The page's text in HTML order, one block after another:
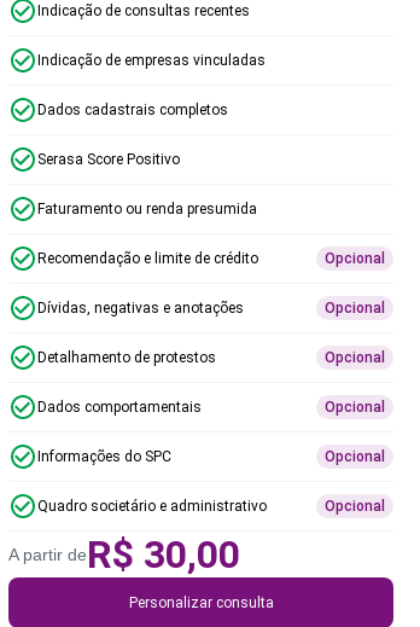
Indicação de consultas recentes
Indicação de empresas vinculadas
Dados cadastrais completos
Serasa Score Positivo
Faturamento ou renda presumida
Recomendação e limite de crédito Opcional
Dívidas, negativas e anotações Opcional
Detalhamento de protestos Opcional
Dados comportamentais Opcional
Informações do SPC Opcional
Quadro societário e administrativo Opcional
A partir deR$ 30,00
Personalizar consulta